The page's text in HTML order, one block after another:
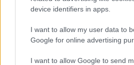
device identifiers in apps.
I want to allow my user data to
Google for online advertising
I want to allow Google to send
Συγκινητική συνάντηση στο
Νοσοκομείο Πατρών ΦΩΤΟ